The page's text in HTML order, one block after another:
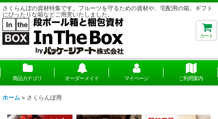
さくらんぼの資材特集です。フルーツを守るための資材や、宅配用の箱。ギフト
にぴったりな箱などご用意いたしました。
カート
商品カテゴリ オーダーメイド マイページ ご利用案内
ホーム > さくらんぼ用